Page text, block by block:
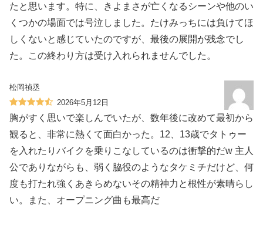
たと思います。特に、きよまさが亡くなるシーンや他のい
くつかの場面では号泣しました。たけみっちには負けてほ
しくないと感じていたのですが、最後の展開が残念でし
た。この終わり方は受け入れられませんでした。
松岡禎丞
2026年5月12日
胸がすく思いで楽しんでいたが、数年後に改めて最初から
観ると、非常に熱くて面白かった。12、13歳でタトゥー
を入れたりバイクを乗りこなしているのは衝撃的だw 主人
公でありながらも、弱く脇役のようなタケミチだけど、何
度も打たれ強くあきらめないその精神力と根性が素晴らし
い。また、オープニング曲も最高だ